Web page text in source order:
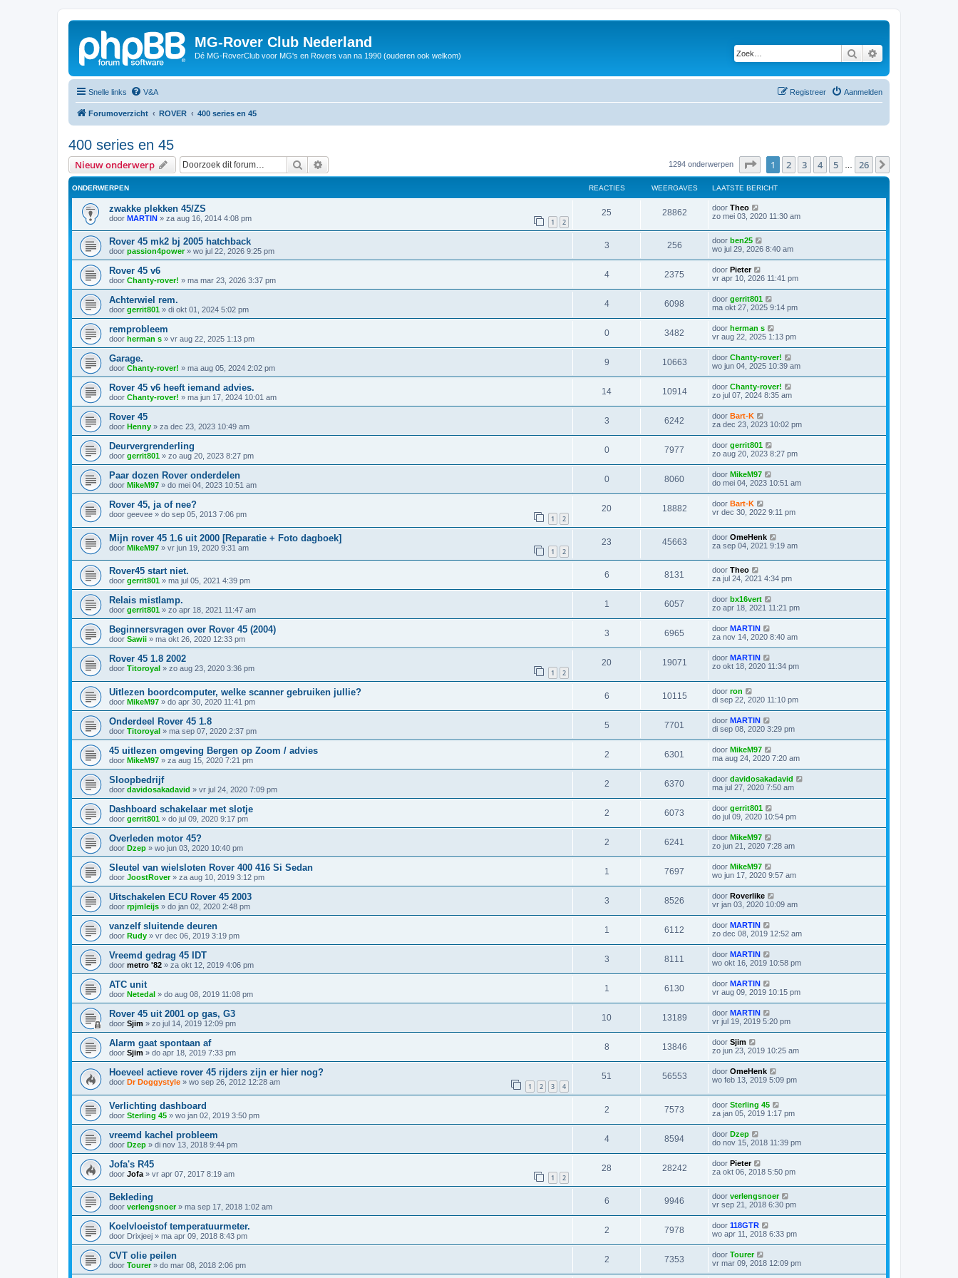
MG-Rover Club Nederland
Dé MG-RoverClub voor MG's en Rovers van na 1990 (ouderen ook welkom) Zoek
Snelle links V&A Aanmelden
Registreer
Forumoverzicht ROVER 400 series en 45
400 series en 45
Nieuw onderwerp Zoek 1294 onderwerpen Pagina1 van 26
1 2 3 4 5 26
ONDERWERPEN REACTIES WEERGAVES LAATSTE BERICHT
zwakke plekken 45/ZS
door MARTIN » za aug 16, 2014 4:08 pm 1 2
25 28862 door Theo
zo mei 03, 2020 11:30 am
Rover 45 mk2 bj 2005 hatchback
door passion4power» wo jul 22, 2026 9:25 pm
3 256 door ben25
wo jul 29, 2026 8:40 am
Rover 45 v6
door Chanty-rover! » ma mar 23, 2026 3:37 pm
4 2375 door Pieter
vr apr 10, 2026 11:41 pm
Achterwiel rem.
door gerrit801 » di okt 01, 2024 5:02 pm
4 6098 door gerrit801
ma okt 27, 2025 9:14 pm
remprobleem
door herman s » vr aug 22, 2025 1:13 pm
0 3482 door herman s
vr aug 22, 2025 1:13 pm
Garage.
door Chanty-rover! » ma aug 05, 2024 2:02 pm
9 10663 door Chanty-rover!
wo jun 04, 2025 10:39 am
Rover 45 v6 heeft iemand advies.
door Chanty-rover! » ma jun 17, 2024 10:01 am
14 10914 door Chanty-rover!
zo jul 07, 2024 8:35 am
Rover 45
door Henny » za dec 23, 2023 10:49 am
3 6242 door Bart-K
za dec 23, 2023 10:02 pm
Deurvergrenderling
door gerrit801 » zo aug 20, 2023 8:27 pm
0 7977 door gerrit801
zo aug 20, 2023 8:27 pm
Paar dozen Rover onderdelen
door MikeM97 » do mei 04, 2023 10:51 am
0 8060 door MikeM97
do mei 04, 2023 10:51 am
Rover 45, ja of nee?
door geevee » do sep 05, 2013 7:06 pm 1 2
20 18882 door Bart-K
vr dec 30, 2022 9:11 pm
Mijn rover 45 1.6 uit 2000 [Reparatie + Foto dagboek]
door MikeM97 » vr jun 19, 2020 9:31 am 1 2
23 45663 door OmeHenk
za sep 04, 2021 9:19 am
Rover45 start niet.
door gerrit801 » ma jul 05, 2021 4:39 pm
6 8131 door Theo
za jul 24, 2021 4:34 pm
Relais mistlamp.
door gerrit801 » zo apr 18, 2021 11:47 am
1 6057 door bx16vert
zo apr 18, 2021 11:21 pm
Beginnersvragen over Rover 45 (2004)
door Sawii » ma okt 26, 2020 12:33 pm
3 6965 door MARTIN
za nov 14, 2020 8:40 am
Rover 45 1.8 2002
door Titoroyal » zo aug 23, 2020 3:36 pm 1 2
20 19071 door MARTIN
zo okt 18, 2020 11:34 pm
Uitlezen boordcomputer, welke scanner gebruiken jullie?
door MikeM97 » do apr 30, 2020 11:41 pm
6 10115 door ron
di sep 22, 2020 11:10 pm
Onderdeel Rover 45 1.8
door Titoroyal » ma sep 07, 2020 2:37 pm
5 7701 door MARTIN
di sep 08, 2020 3:29 pm
45 uitlezen omgeving Bergen op Zoom / advies
door MikeM97 » za aug 15, 2020 7:21 pm
2 6301 door MikeM97
ma aug 24, 2020 7:20 am
Sloopbedrijf
door davidosakadavid » vr jul 24, 2020 7:09 pm
2 6370 door davidosakadavid
ma jul 27, 2020 7:50 am
Dashboard schakelaar met slotje
door gerrit801 » do jul 09, 2020 9:17 pm
2 6073 door gerrit801
do jul 09, 2020 10:54 pm
Overleden motor 45?
door Dzep » wo jun 03, 2020 10:40 pm
2 6241 door MikeM97
zo jun 21, 2020 7:28 am
Sleutel van wielsloten Rover 400 416 Si Sedan
door JoostRover» za aug 10, 2019 3:12 pm
1 7697 door MikeM97
wo jun 17, 2020 9:57 am
Uitschakelen ECU Rover 45 2003
door rpjmleijs » do jan 02, 2020 2:48 pm
3 8526 door Roverlike
vr jan 03, 2020 10:09 am
vanzelf sluitende deuren
door Rudy » vr dec 06, 2019 3:19 pm
1 6112 door MARTIN
zo dec 08, 2019 12:52 am
Vreemd gedrag 45 IDT
door metro '82 » za okt 12, 2019 4:06 pm
3 8111 door MARTIN
wo okt 16, 2019 10:58 pm
ATC unit
door Netedal » do aug 08, 2019 11:08 pm
1 6130 door MARTIN
vr aug 09, 2019 10:15 pm
Rover 45 uit 2001 op gas, G3
door Sjim » zo jul 14, 2019 12:09 pm
10 13189 door MARTIN
vr jul 19, 2019 5:20 pm
Alarm gaat spontaan af
door Sjim » do apr 18, 2019 7:33 pm
8 13846 door Sjim
zo jun 23, 2019 10:25 am
Hoeveel actieve rover 45 rijders zijn er hier nog?
door Dr Doggystyle » wo sep 26, 2012 12:28 am 1 2 3 4
51 56553 door OmeHenk
wo feb 13, 2019 5:09 pm
Verlichting dashboard
door Sterling 45 » wo jan 02, 2019 3:50 pm
2 7573 door Sterling 45
za jan 05, 2019 1:17 pm
vreemd kachel probleem
door Dzep » di nov 13, 2018 9:44 pm
4 8594 door Dzep
do nov 15, 2018 11:39 pm
Jofa's R45
door Jofa » vr apr 07, 2017 8:19 am 1 2
28 28242 door Pieter
za okt 06, 2018 5:50 pm
Bekleding
door verlengsnoer» ma sep 17, 2018 1:02 am
6 9946 door verlengsnoer
vr sep 21, 2018 6:30 pm
Koelvloeistof temperatuurmeter.
door Drixjeej » ma apr 09, 2018 8:43 pm
2 7978 door 118GTR
wo apr 11, 2018 6:33 pm
CVT olie peilen
door Tourer» do mar 08, 2018 2:06 pm
2 7353 door Tourer
vr mar 09, 2018 12:09 pm